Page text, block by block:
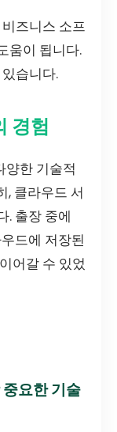
즈니스 소프
움이 됩니다.
습니다.
경험
양한 기술적
, 클라우드 서
. 출장 중에
드에 저장된
어갈 수 있었
요한 기술